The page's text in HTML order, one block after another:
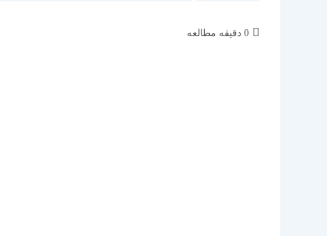
زمان
0 دقیقه مطالعه